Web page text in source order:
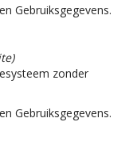
Gebruiksgegevens.
zonder
Gebruiksgegevens.